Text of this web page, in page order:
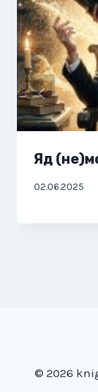
Яд
02.06.2025
© 2026